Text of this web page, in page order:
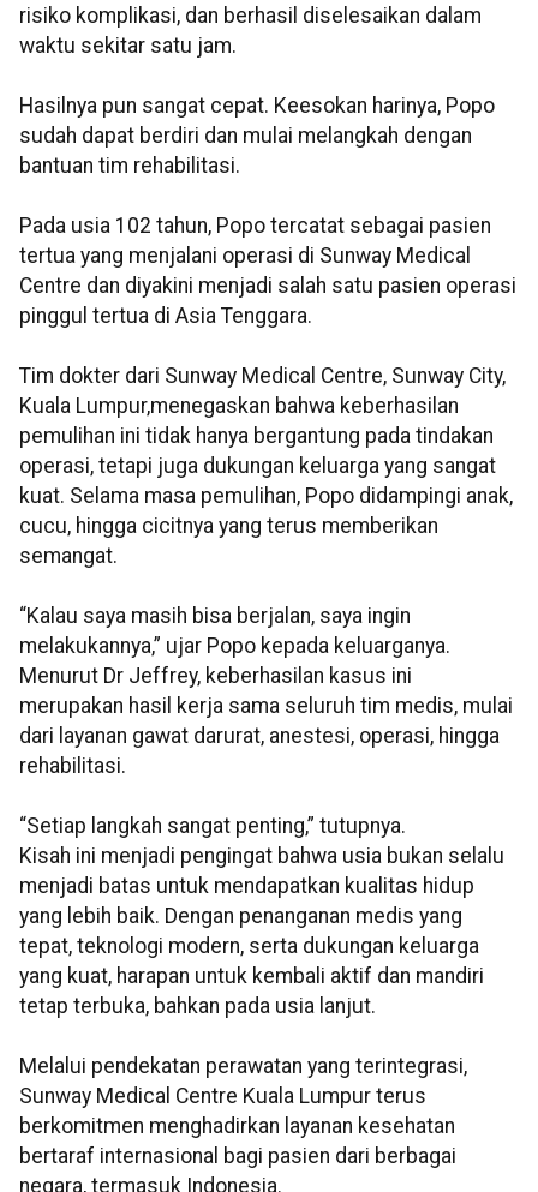
risiko komplikasi, dan berhasil diselesaikan dalam
waktu sekitar satu jam.
Hasilnya pun sangat cepat. Keesokan harinya, Popo
sudah dapat berdiri dan mulai melangkah dengan
bantuan tim rehabilitasi.
Pada usia 102 tahun, Popo tercatat sebagai pasien
tertua yang menjalani operasi di Sunway Medical
Centre dan diyakini menjadi salah satu pasien operasi
pinggul tertua di Asia Tenggara.
Tim dokter dari Sunway Medical Centre, Sunway City,
Kuala Lumpur,menegaskan bahwa keberhasilan
pemulihan ini tidak hanya bergantung pada tindakan
operasi, tetapi juga dukungan keluarga yang sangat
kuat. Selama masa pemulihan, Popo didampingi anak,
cucu, hingga cicitnya yang terus memberikan
semangat.
“Kalau saya masih bisa berjalan, saya ingin
melakukannya,” ujar Popo kepada keluarganya.
Menurut Dr Jeffrey, keberhasilan kasus ini
merupakan hasil kerja sama seluruh tim medis, mulai
dari layanan gawat darurat, anestesi, operasi, hingga
rehabilitasi.
“Setiap langkah sangat penting,” tutupnya.
Kisah ini menjadi pengingat bahwa usia bukan selalu
menjadi batas untuk mendapatkan kualitas hidup
yang lebih baik. Dengan penanganan medis yang
tepat, teknologi modern, serta dukungan keluarga
yang kuat, harapan untuk kembali aktif dan mandiri
tetap terbuka, bahkan pada usia lanjut.
Melalui pendekatan perawatan yang terintegrasi,
Sunway Medical Centre Kuala Lumpur terus
berkomitmen menghadirkan layanan kesehatan
bertaraf internasional bagi pasien dari berbagai
negara, termasuk Indonesia.